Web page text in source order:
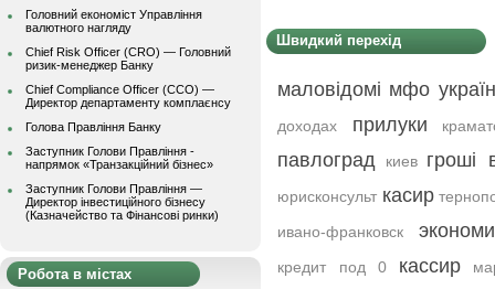
Головний економіст Управління
валютного нагляду
Chief Risk Officer (CRO) — Головний
ризик-менеджер Банку
Chief Compliance Officer (CCO) —
Директор департаменту комплаєнсу
Голова Правління Банку
Заступник Голови Правління -
напрямок «Транзакційний бізнес»
Заступник Голови Правління —
Директор інвестиційного бізнесу
(Казначейство та Фінансові ринки)
Робота в містах
Швидкий перехід
маловідомі мфо
доходах прилуки
павлоград киев гроші
юрисконсульт касир
ивано-франковск
кредит под 0 кассир